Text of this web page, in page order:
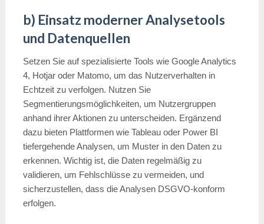
b) Einsatz moderner Analysetools
und Datenquellen
Setzen Sie auf spezialisierte Tools wie Google Analytics
4, Hotjar oder Matomo, um das Nutzerverhalten in
Echtzeit zu verfolgen. Nutzen Sie
Segmentierungsmöglichkeiten, um Nutzergruppen
anhand ihrer Aktionen zu unterscheiden. Ergänzend
dazu bieten Plattformen wie Tableau oder Power BI
tiefergehende Analysen, um Muster in den Daten zu
erkennen. Wichtig ist, die Daten regelmäßig zu
validieren, um Fehlschlüsse zu vermeiden, und
sicherzustellen, dass die Analysen DSGVO-konform
erfolgen.